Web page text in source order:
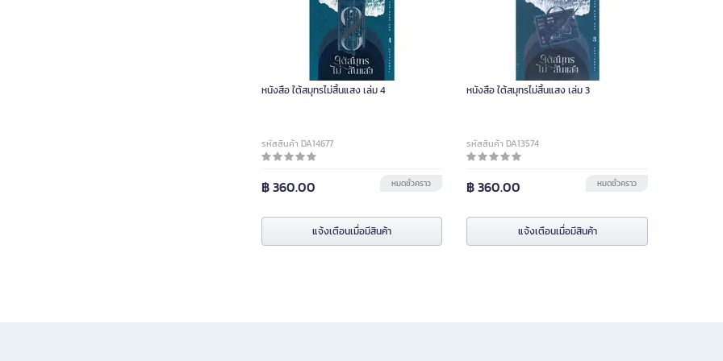
หนังสือ ใต้สมุทรไม่สิ้นแสง เล่ม 4
รหัสสินค้า DA14677
฿ 360.00 หมดชั่วคราว
แจ้งเตือนเมื่อมีสินค้า
หนังสือ ใต้สมุทรไม่สิ้นแสง เล่ม 3
รหัสสินค้า DA13574
฿ 360.00 หมดชั่วคราว
แจ้งเตือนเมื่อมีสินค้า